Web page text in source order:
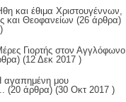
και έθιμα Χριστουγέννων,
και Θεοφανείων (26 άρθρα)
Γιορτής στον Αγγλόφωνο
(12 Δεκ 2017 )
αγαπημένη μου
(20 άρθρα) (30 Οκτ 2017 )